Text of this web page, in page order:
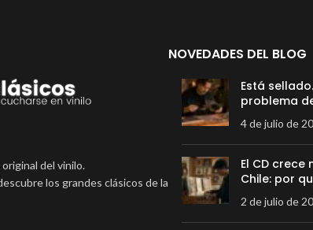
del vinilo.
los grandes clásicos de la
NOVEDADES DEL BLOG
Está
problema
4 de julio de
El CD crece
Chile: por
2 de julio de